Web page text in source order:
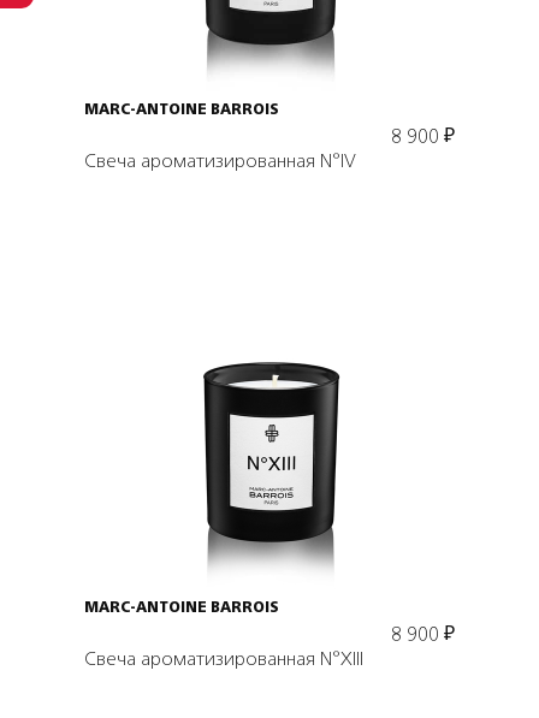
MARC-ANTOINE BARROIS
8 900 ₽
Свеча ароматизированная N°IV
В корзину
MARC-ANTOINE BARROIS
8 900 ₽
Свеча ароматизированная N°XIII